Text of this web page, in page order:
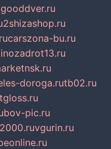
gooddver.ru
2shizashop.ru
carszona-bu.ru
doroga.rutb02.ru
pic.ru
vgurin.ru